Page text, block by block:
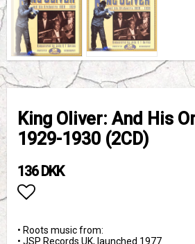
King Oliver: And His
1929-1930 (2CD)
136 DKK
• Roots music from:
• JSP Records UK, launched 1977